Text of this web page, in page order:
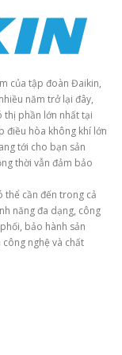
của tập đoàn Đaikin,
năm trở lại đây,
thị phần lớn nhất tại
điều hòa không khí lớn
tới cho bạn sản
thời vẫn đảm bảo
thể cần đến trong cả
năng đa dạng, công
bảo hành sản
nghệ và chất